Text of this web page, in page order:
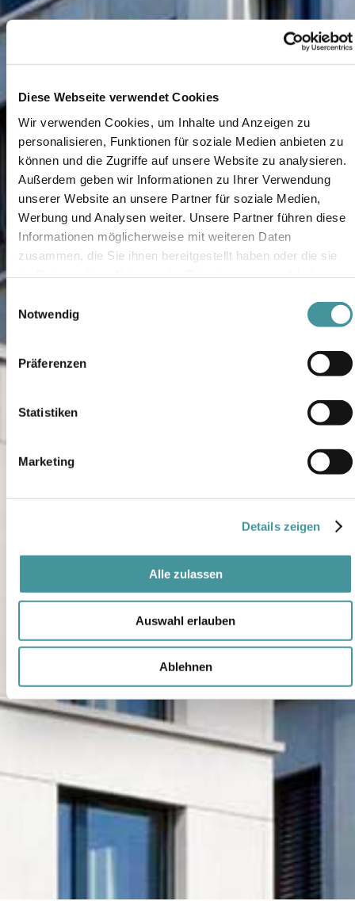
Diese Webseite verwendet Cookies
Wir verwenden Cookies, um Inhalte und Anzeigen zu
personalisieren, Funktionen für soziale Medien anbieten zu
können und die Zugriffe auf unsere Website zu analysieren.
Außerdem geben wir Informationen zu Ihrer Verwendung
unserer Website an unsere Partner für soziale Medien,
Werbung und Analysen weiter. Unsere Partner führen diese
Informationen möglicherweise mit weiteren Daten
zusammen, die Sie ihnen bereitgestellt haben oder die sie
Notwendig
Präferenzen
Statistiken
Marketing
Details zeigen
Alle zulassen
Auswahl erlauben
Ablehnen